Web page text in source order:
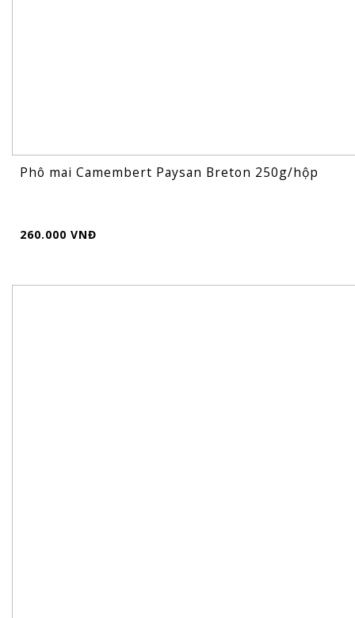
Phô mai Camembert Paysan Breton 250g/hộp
260.000 VNĐ